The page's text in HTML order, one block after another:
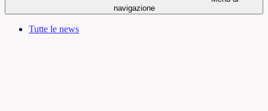
navigazione
Tutte le news